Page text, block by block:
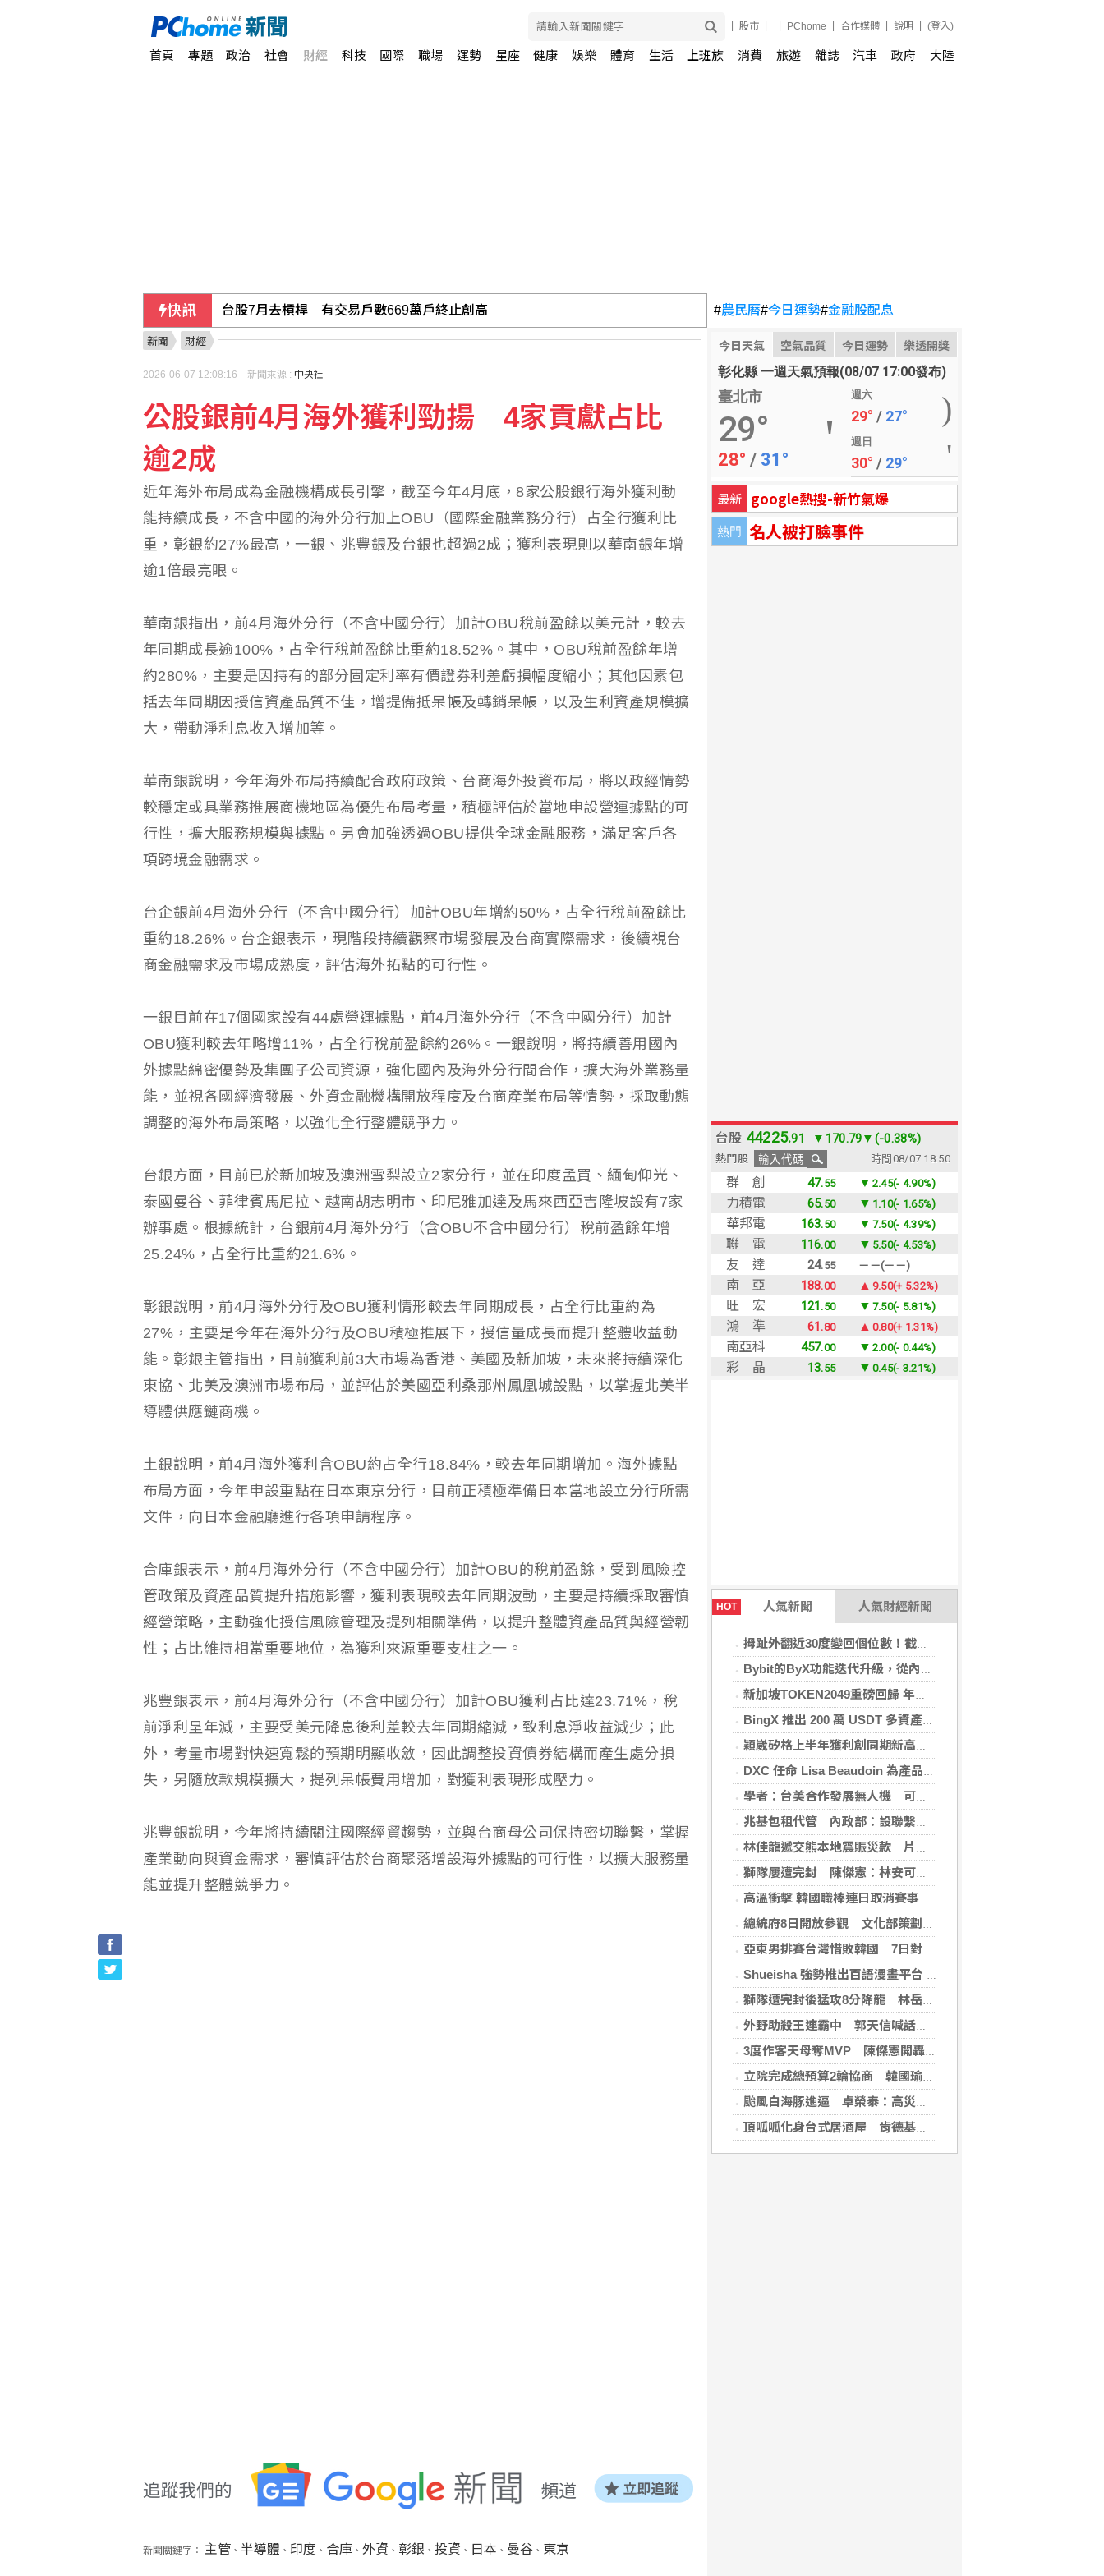
股市 PChome 合作媒體 說明 (登入)
首頁 專題 政治 社會 財經 科技 國際 職場 運勢 星座 健康 娛樂 體育 生活 上班族 消費 旅遊 雜誌 汽車 政府 大陸
快訊 竹北天坑案楊文科一審無罪 新竹地檢提上訴
賴總統盼深化台日安全韌性合作 實現自由開放印太
#農民曆#今日運勢#金融股配息
今日天氣 空氣品質 今日運勢 樂透開獎
彰化縣 一週天氣預報(08/07 17:00發布)
臺北市
29°
28° / 31°
週六
29° / 27°
週日
30° / 29°
最新 google熱搜-新竹氣爆
熱門 名人被打臉事件
HOT 人氣新聞 人氣財經新聞
拇趾外翻近30度變回個位數！截骨矯正助重返登山活動
Bybit的ByX功能迭代升級，從內容平台全面進化為社交交易樞紐，新增多項特色功能
新加坡TOKEN2049重磅回歸 年度行業頂級盛會再度啟幕
BingX 推出 200 萬 USDT 多資產交易活動，聚焦當前最受關注的市場趨勢
穎崴矽格上半年獲利創同期新高 AI先進製程需求帶動
DXC 任命 Lisa Beaudoin 為產品總監，以加速產品導向型增長
學者：台美合作發展無人機 可降對中依賴強化嚇阻
兆基包租代管 內政部：設聯繫諮詢窗口統一受理
林佳龍遞交熊本地震賑災款 片山和之：患難見真情
獅隊屢遭完封 陳傑憲：林安可這種天才也願改變
高溫衝擊 韓國職棒連日取消賽事、11日起晚間7時開打
總統府8日開放參觀 文化部策劃科幻漫畫特展
亞東男排賽台灣惜敗韓國 7日對戰日本拚4強
Shueisha 強勢推出百語漫畫平台 MANGA MILLION 大舉進軍全球市場
獅隊遭完封後猛攻8分降龍 林岳平：總是要發揮
外野助殺王連霸中 郭天信喊話挑戰生涯百助殺
3度作客天母奪MVP 陳傑憲開轟擊退雙殺心魔
立院完成總預算2輪協商 韓國瑜：下週進行後續處理
颱風白海豚進逼 卓榮泰：高災害潛勢區加強預防性整備
頂呱呱化身台式居酒屋 肯德基聯名EVA攻漫迷
新聞 財經
2026-06-07 12:08:16 新聞來源 : 中央社
公股銀前4月海外獲利勁揚 4家貢獻占比
逾2成
近年海外布局成為金融機構成長引擎，截至今年4月底，8家公股銀行海外獲利動
能持續成長，不含中國的海外分行加上OBU（國際金融業務分行）占全行獲利比
重，彰銀約27%最高，一銀、兆豐銀及台銀也超過2成；獲利表現則以華南銀年增
逾1倍最亮眼。
華南銀指出，前4月海外分行（不含中國分行）加計OBU稅前盈餘以美元計，較去
年同期成長逾100%，占全行稅前盈餘比重約18.52%。其中，OBU稅前盈餘年增
約280%，主要是因持有的部分固定利率有價證券利差虧損幅度縮小；其他因素包
括去年同期因授信資產品質不佳，增提備抵呆帳及轉銷呆帳，以及生利資產規模擴
大，帶動淨利息收入增加等。
華南銀說明，今年海外布局持續配合政府政策、台商海外投資布局，將以政經情勢
較穩定或具業務推展商機地區為優先布局考量，積極評估於當地申設營運據點的可
行性，擴大服務規模與據點。另會加強透過OBU提供全球金融服務，滿足客戶各
項跨境金融需求。
台企銀前4月海外分行（不含中國分行）加計OBU年增約50%，占全行稅前盈餘比
重約18.26%。台企銀表示，現階段持續觀察市場發展及台商實際需求，後續視台
商金融需求及市場成熟度，評估海外拓點的可行性。
一銀目前在17個國家設有44處營運據點，前4月海外分行（不含中國分行）加計
OBU獲利較去年略增11%，占全行稅前盈餘約26%。一銀說明，將持續善用國內
外據點綿密優勢及集團子公司資源，強化國內及海外分行間合作，擴大海外業務量
能，並視各國經濟發展、外資金融機構開放程度及台商產業布局等情勢，採取動態
調整的海外布局策略，以強化全行整體競爭力。
台銀方面，目前已於新加坡及澳洲雪梨設立2家分行，並在印度孟買、緬甸仰光、
泰國曼谷、菲律賓馬尼拉、越南胡志明市、印尼雅加達及馬來西亞吉隆坡設有7家
辦事處。根據統計，台銀前4月海外分行（含OBU不含中國分行）稅前盈餘年增
25.24%，占全行比重約21.6%。
彰銀說明，前4月海外分行及OBU獲利情形較去年同期成長，占全行比重約為
27%，主要是今年在海外分行及OBU積極推展下，授信量成長而提升整體收益動
能。彰銀主管指出，目前獲利前3大市場為香港、美國及新加坡，未來將持續深化
東協、北美及澳洲市場布局，並評估於美國亞利桑那州鳳凰城設點，以掌握北美半
導體供應鏈商機。
土銀說明，前4月海外獲利含OBU約占全行18.84%，較去年同期增加。海外據點
布局方面，今年申設重點在日本東京分行，目前正積極準備日本當地設立分行所需
文件，向日本金融廳進行各項申請程序。
合庫銀表示，前4月海外分行（不含中國分行）加計OBU的稅前盈餘，受到風險控
管政策及資產品質提升措施影響，獲利表現較去年同期波動，主要是持續採取審慎
經營策略，主動強化授信風險管理及提列相關準備，以提升整體資產品質與經營韌
性；占比維持相當重要地位，為獲利來源重要支柱之一。
兆豐銀表示，前4月海外分行（不含中國分行）加計OBU獲利占比達23.71%，稅
前淨利呈年減，主要受美元降息後利差較去年同期縮減，致利息淨收益減少；此
外，考量市場對快速寬鬆的預期明顯收斂，因此調整投資債券結構而產生處分損
失，另隨放款規模擴大，提列呆帳費用增加，對獲利表現形成壓力。
兆豐銀說明，今年將持續關注國際經貿趨勢，並與台商母公司保持密切聯繫，掌握
產業動向與資金需求，審慎評估於台商聚落增設海外據點的可行性，以擴大服務量
能並提升整體競爭力。
新聞關鍵字： 主管 、 半導體 、 印度 、 合庫、 外資 、 彰銀 、 投資 、 日本 、 曼谷、 東京